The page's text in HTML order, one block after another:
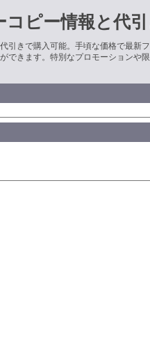
コピー情報と代
引きで購入可能。手頃な価格で最新
できます。特別なプロモーションや